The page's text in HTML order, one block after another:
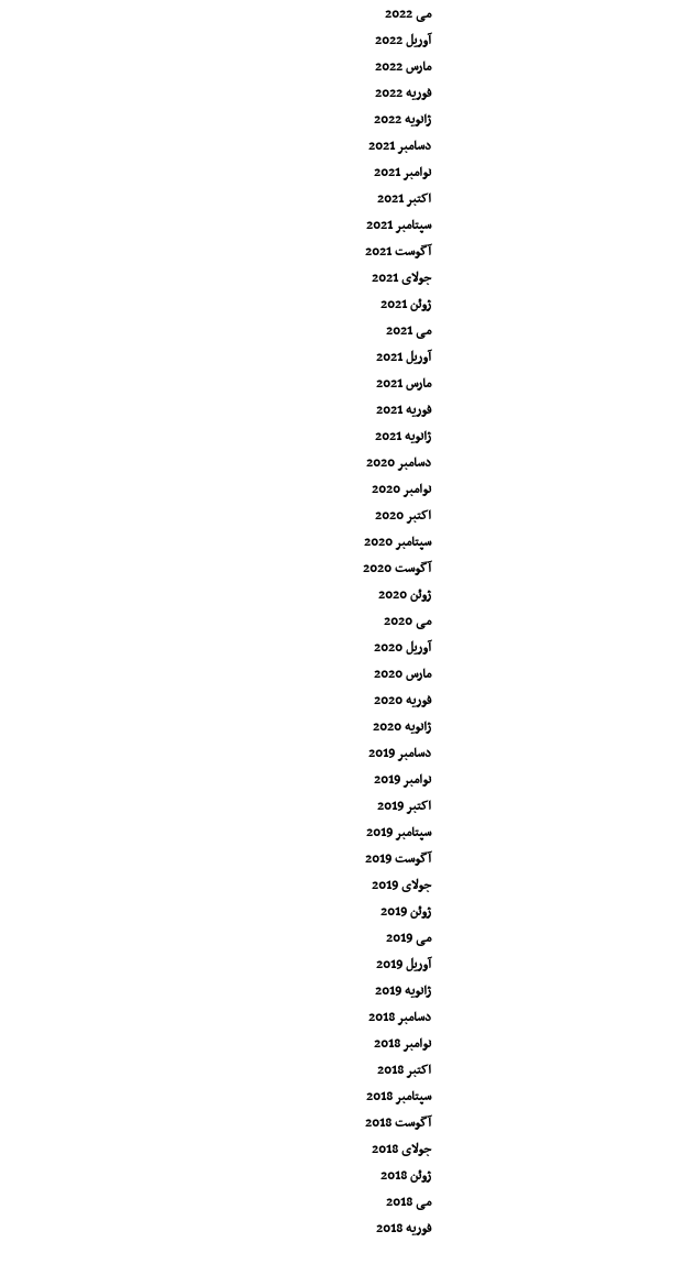
می 2022
آوریل 2022
مارس 2022
فوریه 2022
ژانویه 2022
دسامبر 2021
نوامبر 2021
اکتبر 2021
سپتامبر 2021
آگوست 2021
جولای 2021
ژوئن 2021
می 2021
آوریل 2021
مارس 2021
فوریه 2021
ژانویه 2021
دسامبر 2020
نوامبر 2020
اکتبر 2020
سپتامبر 2020
آگوست 2020
ژوئن 2020
می 2020
آوریل 2020
مارس 2020
فوریه 2020
ژانویه 2020
دسامبر 2019
نوامبر 2019
اکتبر 2019
سپتامبر 2019
آگوست 2019
جولای 2019
ژوئن 2019
می 2019
آوریل 2019
ژانویه 2019
دسامبر 2018
نوامبر 2018
اکتبر 2018
سپتامبر 2018
آگوست 2018
جولای 2018
ژوئن 2018
می 2018
فوریه 2018